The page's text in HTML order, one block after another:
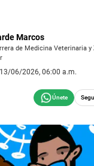
Marcos
de Medicina Veterinaria
06/2026, 06:00 a.m.